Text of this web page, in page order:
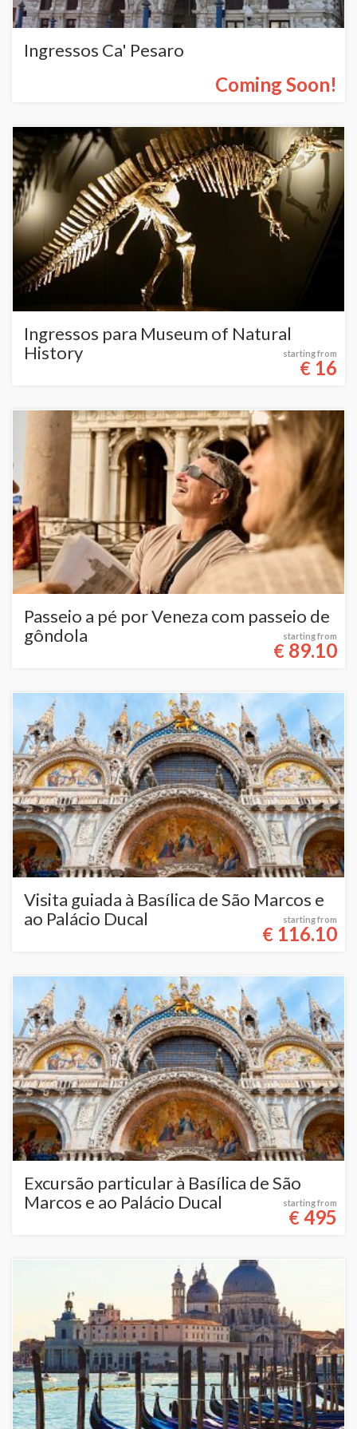
Ingressos Ca' Pesaro
Coming Soon!
Ingressos para Museum of Natural
History
starting from
€ 16
Passeio a pé por Veneza com passeio de
gôndola
starting from
€ 89.10
Visita guiada à Basílica de São Marcos e
ao Palácio Ducal
starting from
€ 116.10
Excursão particular à Basílica de São
Marcos e ao Palácio Ducal
starting from
€495